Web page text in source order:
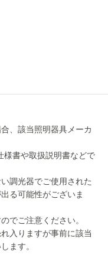
、該当照明器具メーカ
様書や取扱説明書などで
調光器でご使用された
る可能性がございま
でご注意ください。
入りますが事前に該当
ます。